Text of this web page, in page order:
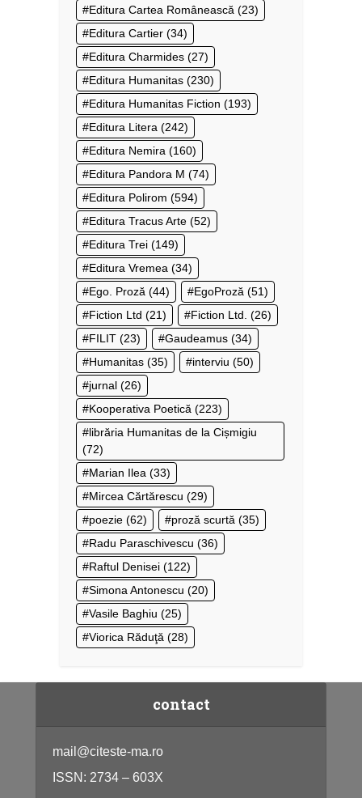
Editura Cartea Românească (23)
Editura Cartier (34)
Editura Charmides (27)
Editura Humanitas (230)
Editura Humanitas Fiction (193)
Editura Litera (242)
Editura Nemira (160)
Editura Pandora M (74)
Editura Polirom (594)
Editura Tracus Arte (52)
Editura Trei (149)
Editura Vremea (34)
Ego. Proză (44) EgoProză (51)
Fiction Ltd (21) Fiction Ltd. (26)
FILIT (23) Gaudeamus (34)
Humanitas (35) interviu (50)
jurnal (26)
Kooperativa Poetică (223)
librăria Humanitas de la Cișmigiu
(72)
Marian Ilea (33)
Mircea Cărtărescu (29)
poezie (62) proză scurtă (35)
Radu Paraschivescu (36)
Raftul Denisei (122)
Simona Antonescu (20)
Vasile Baghiu (25)
Viorica Răduţă (28)
contact
mail@citeste-ma.ro
ISSN: 2734 – 603X